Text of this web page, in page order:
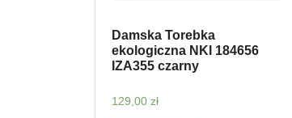
Damska Torebka
ekologiczna NKI 184656
IZA355 czarny
129,00 zł